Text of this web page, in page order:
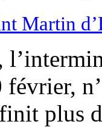
Martin
plus